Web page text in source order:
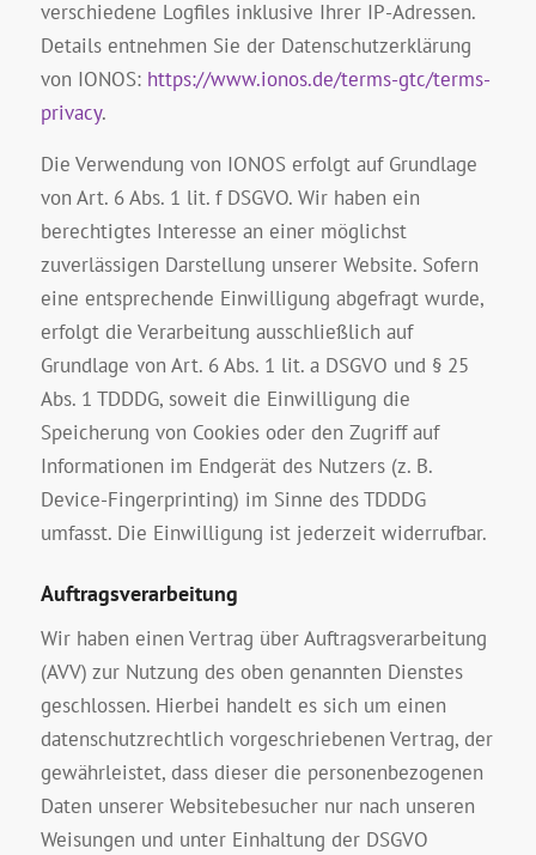
verschiedene Logfiles inklusive Ihrer IP-Adressen.
Details entnehmen Sie der Datenschutzerklärung
von IONOS: https://www.ionos.de/terms-gtc/terms-
privacy.
Die Verwendung von IONOS erfolgt auf Grundlage
von Art. 6 Abs. 1 lit. f DSGVO. Wir haben ein
berechtigtes Interesse an einer möglichst
zuverlässigen Darstellung unserer Website. Sofern
eine entsprechende Einwilligung abgefragt wurde,
erfolgt die Verarbeitung ausschließlich auf
Grundlage von Art. 6 Abs. 1 lit. a DSGVO und § 25
Abs. 1 TDDDG, soweit die Einwilligung die
Speicherung von Cookies oder den Zugriff auf
Informationen im Endgerät des Nutzers (z. B.
Device-Fingerprinting) im Sinne des TDDDG
umfasst. Die Einwilligung ist jederzeit widerrufbar.
Auftragsverarbeitung
Wir haben einen Vertrag über Auftragsverarbeitung
(AVV) zur Nutzung des oben genannten Dienstes
geschlossen. Hierbei handelt es sich um einen
datenschutzrechtlich vorgeschriebenen Vertrag, der
gewährleistet, dass dieser die personenbezogenen
Daten unserer Websitebesucher nur nach unseren
Weisungen und unter Einhaltung der DSGVO